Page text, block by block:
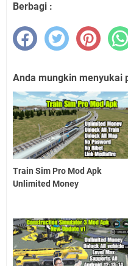
Berbagi :
Anda mungkin menyukai
Train Sim Pro Mod Apk
Unlimited Money